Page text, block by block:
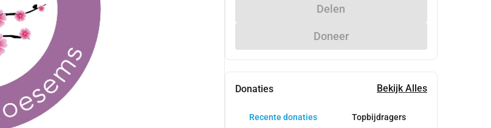
Delen
Doneer
Donaties Bekijk Alles
Recente donaties Topbijdragers